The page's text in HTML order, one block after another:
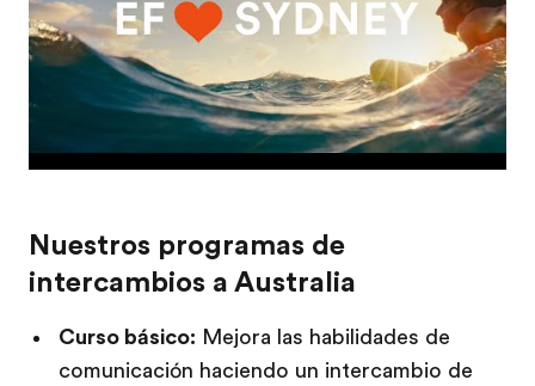
Nuestros programas de
intercambios a Australia
Curso básico: Mejora las habilidades de
comunicación haciendo un intercambio de